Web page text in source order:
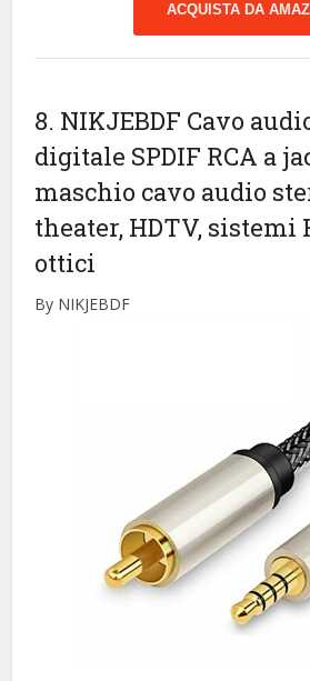
ACQUISTA DA
8. NIKJEBDF Cavo
digitale SPDIF RCA a
maschio cavo audio
theater, HDTV, sistemi
ottici
By NIKJEBDF